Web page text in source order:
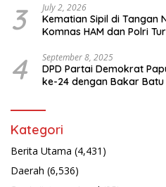
3 July 2, 2026
Kematian Sipil di Tangan
Komnas HAM dan Polri
4 September 8, 2025
DPD Partai Demokrat
ke-24 dengan Bakar Batu
Kategori
Berita Utama (4,431)
Daerah (6,536)